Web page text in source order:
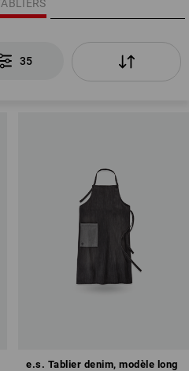
TABLIERS
35
e.s. Tablier denim, modèle long